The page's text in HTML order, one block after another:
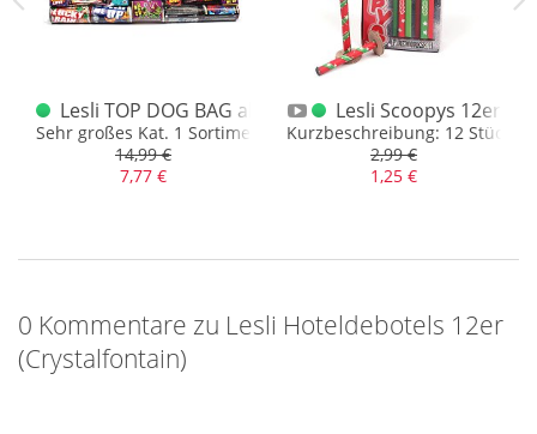
in Germany 12er Schtl.
Art
Lesli TOP DOG BAG altes SET
Sehr großes Kat. 1 Sortiment mit 22 Teilen und ca. 150 gr.
14,99 €
7,77 €
Lesli Scoopys 12er
Kurzbeschreibung: 12 Stück
2,99 €
1,25 €
0 Kommentare zu Lesli Hoteldebotels 12er
(Crystalfontain)